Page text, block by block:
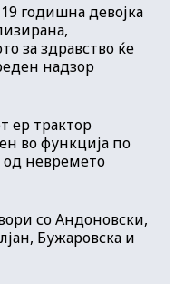
годишна девојка
за здравство ќе
надзор
ер трактор
во функција по
невремето
со Андоновски,
Бужаровска и